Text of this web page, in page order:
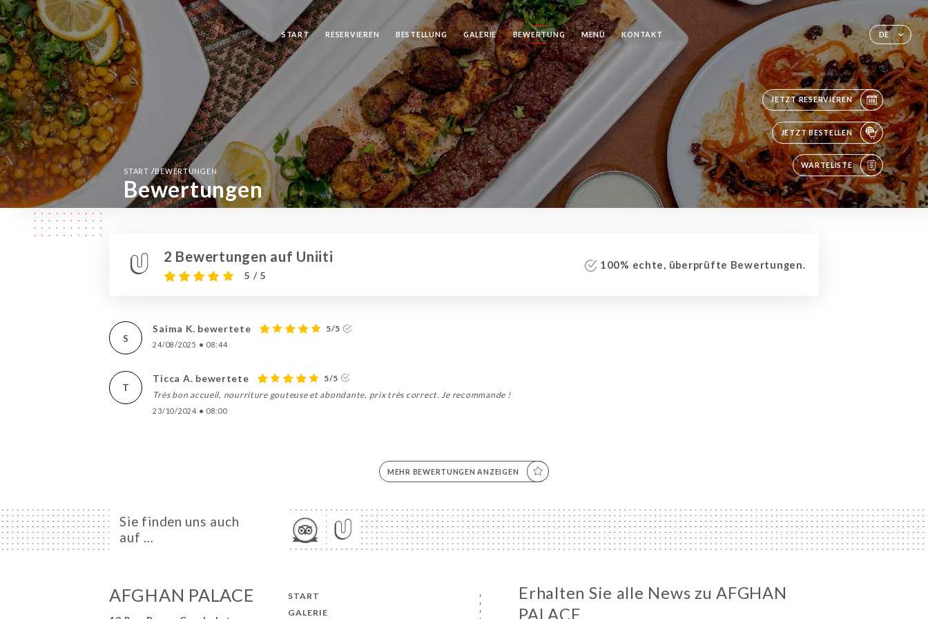
DE
START RESERVIEREN BESTELLUNG GALERIE BEWERTUNG MENÜ KONTAKT
JETZT RESERVIEREN
JETZT BESTELLEN
WARTELISTE
START /BEWERTUNGEN
Bewertungen
2 Bewertungen auf Uniiti
5 / 5
100% echte, überprüfte Bewertungen.
S
Saima K. bewertete 5/5
24/08/2025 • 08:44
T
Ticca A. bewertete
5/5
Très bon accueil, nourriture gouteuse et abondante, prix très correct. Je recommande !
23/10/2024 • 08:00
MEHR BEWERTUNGEN ANZEIGEN
Sie finden uns auch
auf …
AFGHAN PALACE
START
GALERIE
Erhalten Sie alle News zu AFGHAN
PALACE